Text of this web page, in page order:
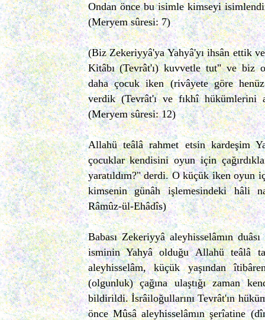
Ondan önce bu isimle kimseyi
(Meryem sûresi: 7)
(Biz Zekeriyyâ'ya Yahyâ'yı ihsân ettik
Kitâbı (Tevrât'ı) kuvvetle tut" ve biz
daha çocuk iken (rivâyete göre
verdik (Tevrât'ı ve fıkhî hükümlerini
(Meryem sûresi: 12)
Allahü teâlâ rahmet etsin kardeşim
çocuklar kendisini oyun için
yaratıldım?" derdi. O küçük iken oyun
kimsenin günâh işlemesindeki hâli
Râmûz-ül-Ehâdîs)
Babası Zekeriyyâ aleyhisselâmın
isminin Yahyâ olduğu Allahü teâlâ
aleyhisselâm, küçük yaşından
(olgunluk) çağına ulaştığı zaman
bildirildi. İsrâiloğullarını Tevrât'ın
önce Mûsâ aleyhisselâmın şerîatine